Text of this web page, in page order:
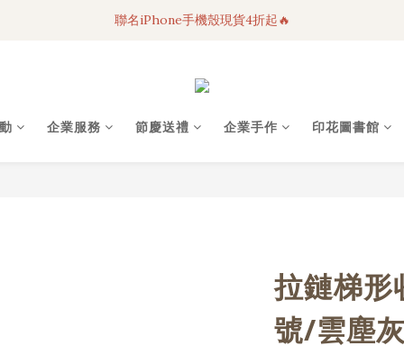
3C科技好物｜任選2件95折！
聯名iPhone手機殼現貨4折起🔥
企業服務 節慶送禮 企業手作 印花圖書館
拉鏈梯
號/雲塵